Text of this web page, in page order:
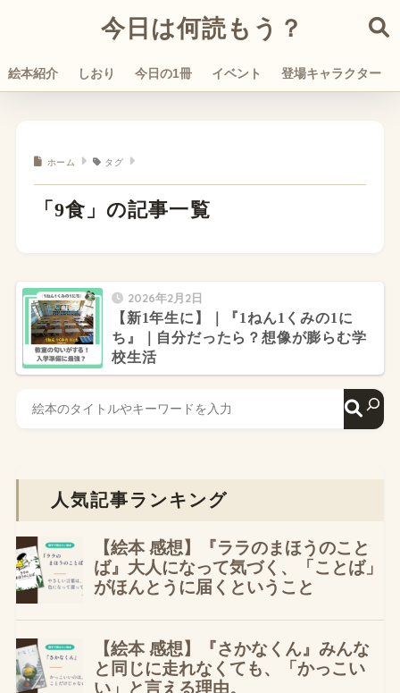
今日は何読もう？
絵本紹介 しおり 今日の1冊 イベント 登場キャラクター
ホーム タグ
「9食」の記事一覧
2026年2月2日
【新1年生に】｜『1ねん1くみの1に
ち』｜自分だったら？想像が膨らむ学
校生活
人気記事ランキング